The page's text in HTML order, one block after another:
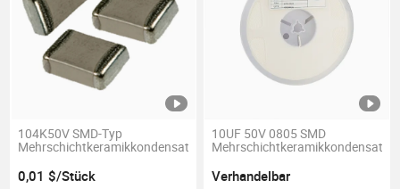
104K50V SMD-Typ
Mehrschichtkeramikkondensator
0,01 $/Stück
10UF 50V 0805 SMD
Mehrschichtkeramikkondensator
Verhandelbar